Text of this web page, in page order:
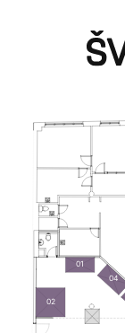
01
02
04